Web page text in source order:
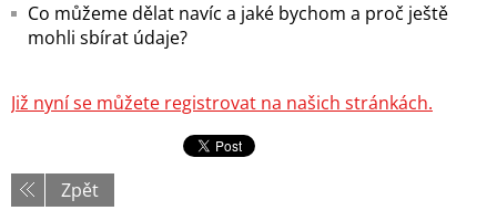
Co můžeme dělat navíc a jaké bychom a proč ještě
mohli sbírat údaje?
Již nyní se můžete registrovat na našich stránkách.
Zpět